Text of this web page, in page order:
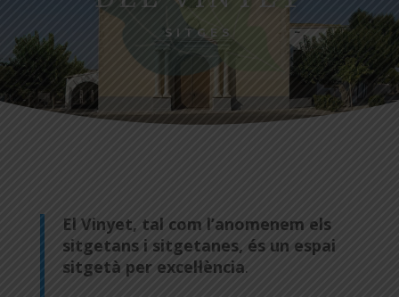
SITGES
El Vinyet, tal com l’anomenem els
sitgetans i sitgetanes, és un espai
sitgetà per excel·lència.